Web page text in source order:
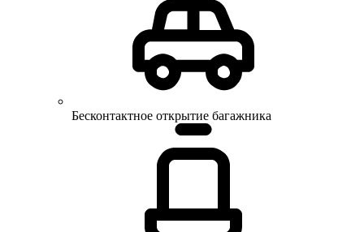
Бесконтактное открытие багажника